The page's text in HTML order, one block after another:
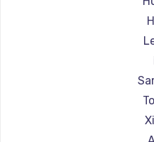
Ремонт
Ремонт
Ремонт
Ремонт
Ремонт
Ремонт
Ремонт